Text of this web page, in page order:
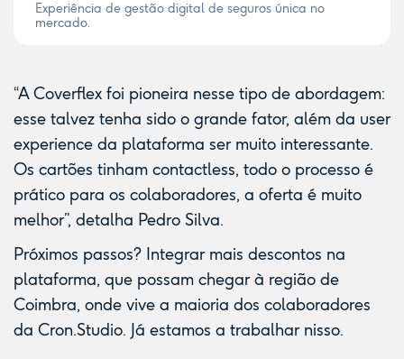
Experiência de gestão digital de seguros única no
mercado.
“A Coverflex foi pioneira nesse tipo de abordagem:
esse talvez tenha sido o grande fator, além da user
experience da plataforma ser muito interessante.
Os cartões tinham contactless, todo o processo é
prático para os colaboradores, a oferta é muito
melhor”, detalha Pedro Silva.
Próximos passos? Integrar mais descontos na
plataforma, que possam chegar à região de
Coimbra, onde vive a maioria dos colaboradores
da Cron.Studio. Já estamos a trabalhar nisso.